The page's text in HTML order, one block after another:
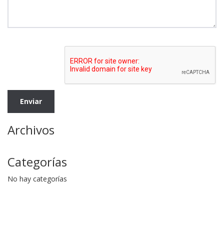
Archivos
Categorías
No hay categorías